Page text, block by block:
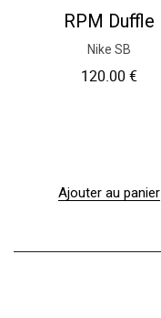
RPM Duffle
Nike SB
120.00 €
Ajouter au panier